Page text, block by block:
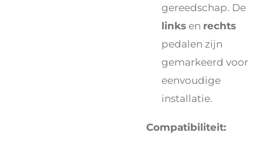
gereedschap. De
linksen rechts
pedalen zijn
gemarkeerd voor
eenvoudige
installatie.
Compatibiliteit: